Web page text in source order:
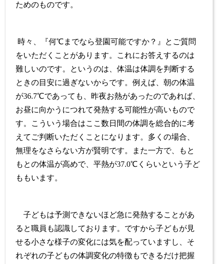
ためのものです。
時々、『何℃までなら登園可能ですか？』とご質問
をいただくことがあります。これにお答えするのは
難しいのです。というのは、体温は体調を判断する
ときの目安に過ぎないからです。例えば、朝の体温
が36.7℃であっても、昨夜お熱があったのであれば、
お昼に向かうにつれて発熱する可能性が高いもので
す。こういう場合はここ数日間の体調を総合的に考
えてご判断いただくことになります。多くの場合、
無理をなさらない方が賢明です。また一方で、もと
もとの体温が高めで、平熱が37.0℃くらいという子ど
ももいます。
子どもは予測できないほど急に発熱することがあ
ると職員も認識しております。ですから子どもが見
せる小さな様子の変化には気を配っていますし、そ
れぞれの子どもの体調変化の特徴もできるだけ把握